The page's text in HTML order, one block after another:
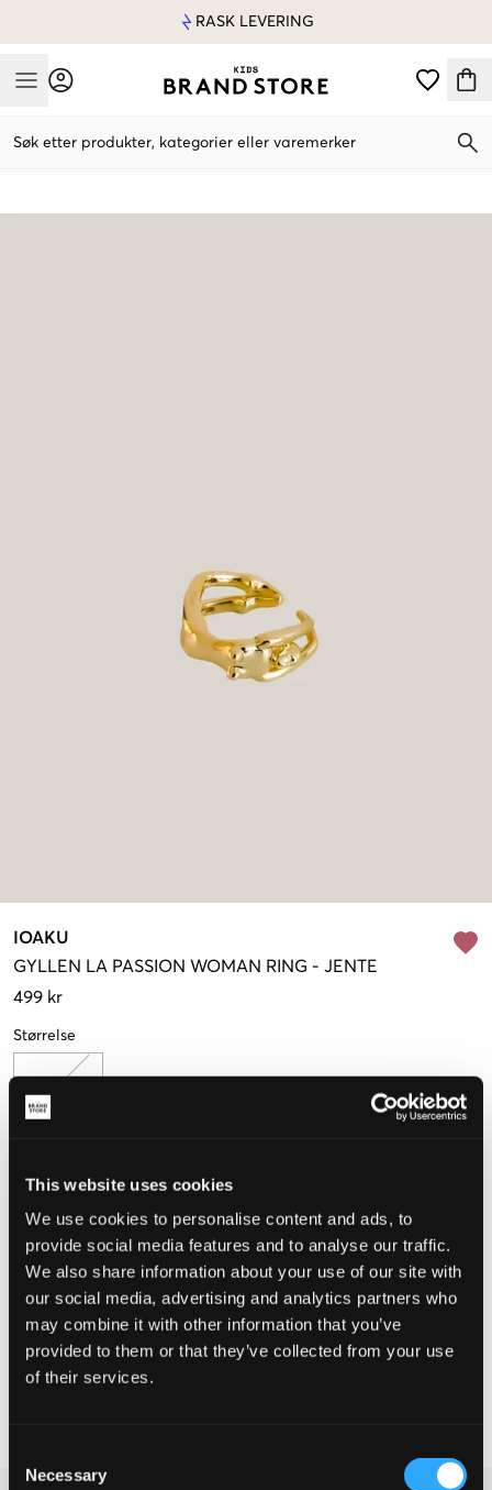
This website uses cookies
We use cookies to personalise content and ads, to
provide social media features and to analyse our traffic.
We also share information about your use of our site with
our social media, advertising and analytics partners who
may combine it with other information that you’ve
provided to them or that they’ve collected from your use
of their services.
Selection
Necessary
RASK LEVERING
Mobile Menu
Søk etter produkter, kategorier eller varemerker
IOAKU
GYLLEN LA PASSION WOMAN RING - JENTE
499 kr
Størrelse
Opplevd størrelse
Liten Riktig
VELG EN STØRRELSE